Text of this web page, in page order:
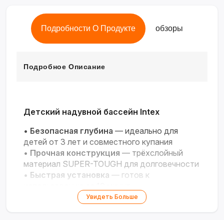
Подробности О Продукте обзоры
Подробное Описание
Детский надувной бассейн Intex
• Безопасная глубина — идеально для
детей от 3 лет и совместного купания
• Прочная конструкция — трёхслойный
материал SUPER-TOUGH для долговечности
• Быстрая установка — готов к
Компактность— легко разместить на
Увидеть Больше